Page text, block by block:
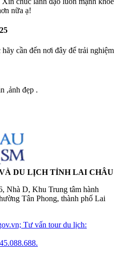
nữa ạ!
cần đến nơi đây để trải nghiệm
,ảnh đẹp .
DU LỊCH TỈNH LAI CHÂU
Nhà D, Khu Trung tâm hành
Tân Phong, thành phố Lai
Tư vấn tour du lịch: